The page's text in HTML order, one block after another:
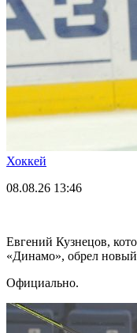
Хоккей
08.08.26 13:46
Евгений Кузнецов,
«Динамо», обрел
Официально.